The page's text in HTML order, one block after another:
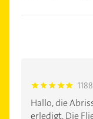
5.0
Hallo, die
erledigt. Die